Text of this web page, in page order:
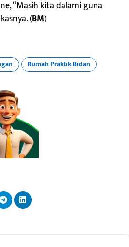
“Masih kita dalami guna
(BM)
Rumah Praktik Bidan